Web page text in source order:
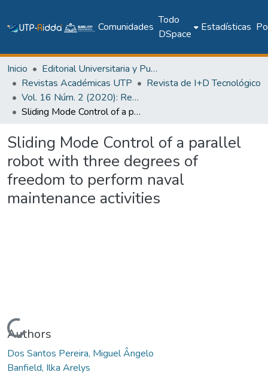
Comunidades
Todo
DSpace
Estadísticas
Inicio
Editorial Universitaria y Publicaciones Seriadas
Revistas Académicas UTP
Revista de I+D Tecnológico
Vol. 16 Núm. 2 (2020): Revista de I+D Tecnológico
Sliding Mode Control of a parallel robot with three degrees of freedom to perform naval maintenance activities
Sliding Mode Control of a parallel
robot with three degrees of
freedom to perform naval
maintenance activities
Cargando...
Authors
Dos Santos Pereira, Miguel Ângelo
Banfield, Ilka Arelys